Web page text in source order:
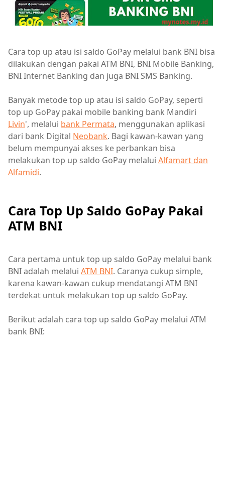
Cara top up atau isi saldo GoPay melalui bank BNI bisa
dilakukan dengan pakai ATM BNI, BNI Mobile Banking,
BNI Internet Banking dan juga BNI SMS Banking.
Banyak metode top up atau isi saldo GoPay, seperti
top up GoPay pakai mobile banking bank Mandiri
Livin', melalui bank Permata, menggunakan aplikasi
dari bank Digital Neobank. Bagi kawan-kawan yang
belum mempunyai akses ke perbankan bisa
melakukan top up saldo GoPay melalui Alfamart dan
Alfamidi.
Cara Top Up Saldo GoPay Pakai
ATM BNI
Cara pertama untuk top up saldo GoPay melalui bank
BNI adalah melalui ATM BNI. Caranya cukup simple,
karena kawan-kawan cukup mendatangi ATM BNI
terdekat untuk melakukan top up saldo GoPay.
Berikut adalah cara top up saldo GoPay melalui ATM
bank BNI: